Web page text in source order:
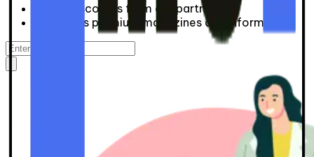
Get discounts from our partners
Access premium magazines and information